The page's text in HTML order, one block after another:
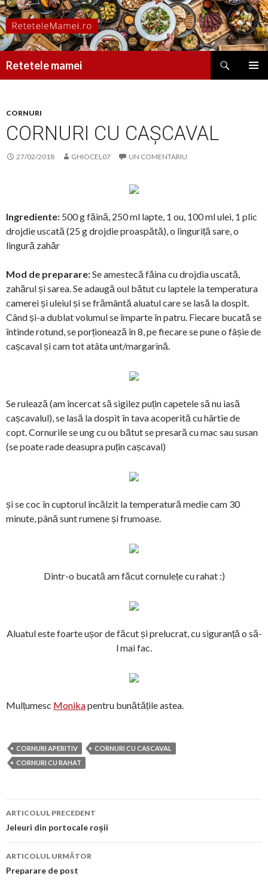
Retetele mamei
CORNURI
CORNURI CU CAȘCAVAL
27/02/2018 GHIOCEL07 UN COMENTARIU
Ingrediente: 500 g făină, 250 ml lapte, 1 ou, 100 ml ulei, 1 plic
drojdie uscată (25 g drojdie proaspătă), o linguriță sare, o
lingură zahăr
Mod de preparare:Se amestecă făina cu drojdia uscată,
zahărul și sarea. Se adaugă oul bătut cu laptele la temperatura
camerei și uleiul și se frământă aluatul care se lasă la dospit.
Când și-a dublat volumul se împarte în patru. Fiecare bucată se
întinde rotund, se porționează în 8, pe fiecare se pune o fâșie de
cașcaval și cam tot atâta unt/margarină.
Se rulează (am încercat să sigilez puțin capetele să nu iasă
cașcavalul), se lasă la dospit în tava acoperită cu hârtie de
copt. Cornurile se ung cu ou bătut se presară cu mac sau susan
(se poate rade deasupra puțin cașcaval)
și se coc în cuptorul încălzit la temperatură medie cam 30
minute, până sunt rumene și frumoase.
Dintr-o bucată am făcut cornulețe cu rahat :)
Aluatul este foarte ușor de făcut și prelucrat, cu siguranță o să-
l mai fac.
Mulțumesc Monikapentru bunătățile astea.
CORNURI APERITIV
CORNURI CU CASCAVAL
CORNURI CU RAHAT
Navigare
în
articol
ARTICOLUL PRECEDENT
Jeleuri din portocale roșii
ARTICOLUL URMĂTOR
Preparare de post